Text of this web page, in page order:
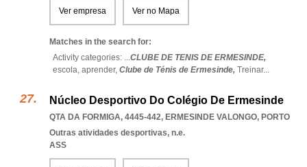
Ver empresa Ver no Mapa
Matches in the search for:
Activity categories: ...CLUBE DE TENIS DE ERMESINDE,
escola, aprender, Clube de Ténis de Ermesinde, Treinar...
Núcleo Desportivo Do Colégio De Ermesinde
QTA DA FORMIGA, 4445-442, ERMESINDE VALONGO, PORTO
Outras atividades desportivas, n.e.
ASS